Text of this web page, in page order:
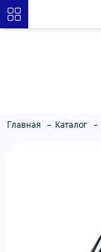
Главная Каталог